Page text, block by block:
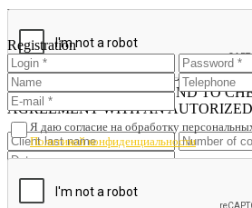
You don't have an account?Sign up
Registration
Я даю согласие на обработку
Политикой конфиденциальности
Check out the signed contract
iN ORDER TO AVOID PROPERTY
SERVICE, WE RECOMMEND TO
AGREEMENT WITH AN
Я даю согласие на обработку
Политикой конфиденциальности